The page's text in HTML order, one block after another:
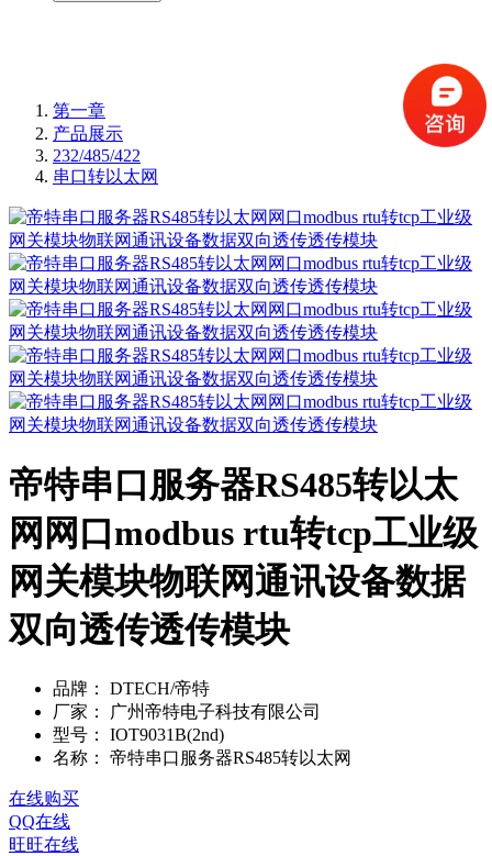
第一章
产品展示
232/485/422
串口转以太网
帝特串口服务器RS485转以太
网网口modbus rtu转tcp工业级
网关模块物联网通讯设备数据
双向透传透传模块
品牌：
DTECH/帝特
厂家：
广州帝特电子科技有限公司
型号：
IOT9031B(2nd)
名称：
帝特串口服务器RS485转以太网
在线购买
QQ在线
旺旺在线